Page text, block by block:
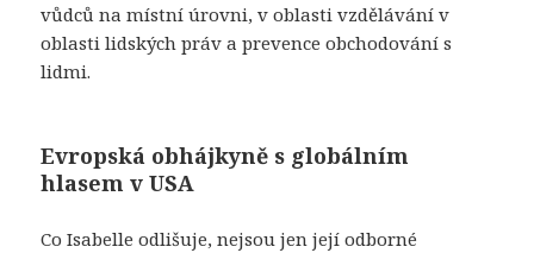
vůdců na místní úrovni, v oblasti vzdělávání v
oblasti lidských práv a prevence obchodování s
lidmi.
Evropská obhájkyně s globálním
hlasem v USA
Co Isabelle odlišuje, nejsou jen její odborné